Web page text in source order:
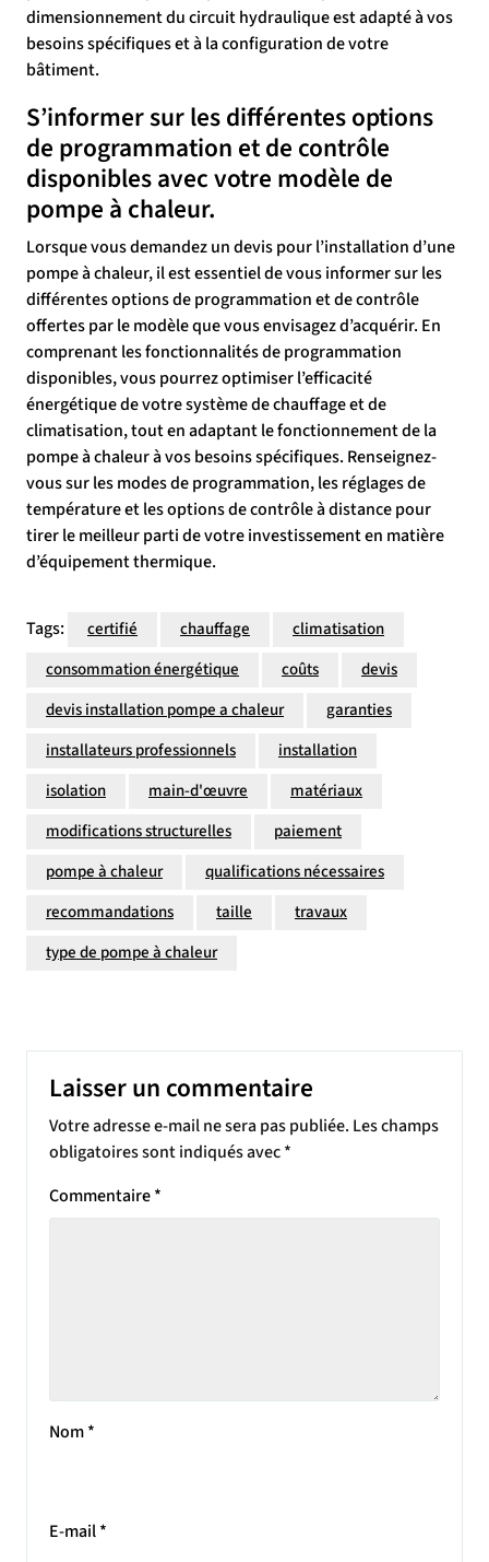
dimensionnement du circuit hydraulique est adapté à vos
besoins spécifiques et à la configuration de votre
bâtiment.
S’informer sur les différentes options
de programmation et de contrôle
disponibles avec votre modèle de
pompe à chaleur.
Lorsque vous demandez un devis pour l’installation d’une
pompe à chaleur, il est essentiel de vous informer sur les
différentes options de programmation et de contrôle
offertes par le modèle que vous envisagez d’acquérir. En
comprenant les fonctionnalités de programmation
disponibles, vous pourrez optimiser l’efficacité
énergétique de votre système de chauffage et de
climatisation, tout en adaptant le fonctionnement de la
pompe à chaleur à vos besoins spécifiques. Renseignez-
vous sur les modes de programmation, les réglages de
température et les options de contrôle à distance pour
tirer le meilleur parti de votre investissement en matière
d’équipement thermique.
Tags: certifié chauffage
climatisation
consommation énergétique
coûts
devis
devis installation pompe a chaleur
garanties
installateurs professionnels
installation
isolation
main-d'œuvre
matériaux
modifications structurelles
paiement
pompe à chaleur
qualifications nécessaires
recommandations
taille
travaux
type de pompe à chaleur
Laisser un commentaire
Votre adresse e-mail ne sera pas publiée. Les champs
obligatoires sont indiqués avec*
Commentaire*
Nom*
E-mail*